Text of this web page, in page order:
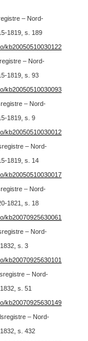
– Nord-
1819, s. 189
kb20050510030122
– Nord-
1819, s. 93
kb20050510030093
– Nord-
1819, s. 9
kb20050510030012
– Nord-
1819, s. 14
kb20050510030017
– Nord-
1821, s. 18
kb20070925630061
– Nord-
s. 3
kb20070925630101
– Nord-
s. 51
kb20070925630149
– Nord-
s. 432